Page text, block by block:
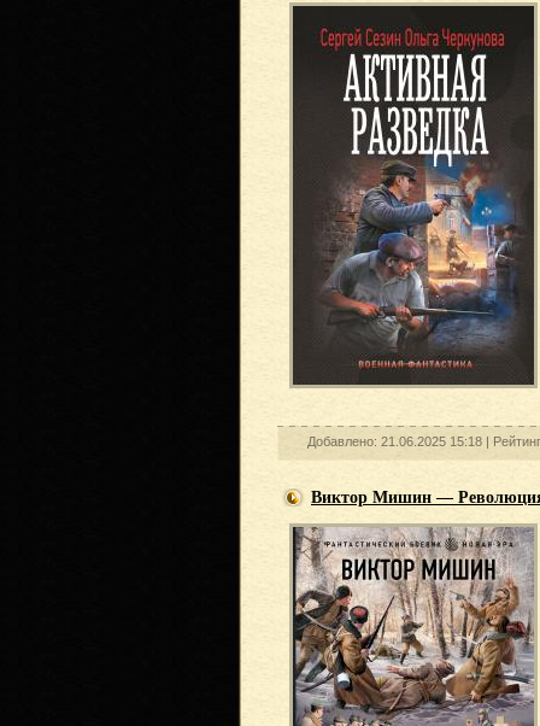
Добавлено: 21.06.2025 15:18 |
Виктор Мишин —